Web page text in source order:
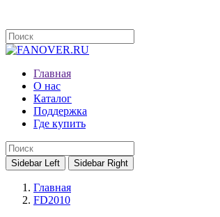
Главная
О нас
Каталог
Поддержка
Где купить
Sidebar Left Sidebar Right
Главная
FD2010